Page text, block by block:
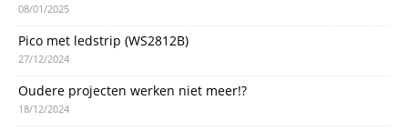
08/01/2025
Pico met ledstrip (WS2812B)
27/12/2024
Oudere projecten werken niet meer!?
18/12/2024